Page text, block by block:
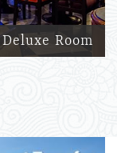
Deluxe Room